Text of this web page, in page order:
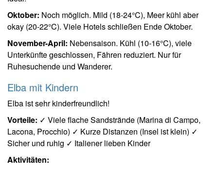
Oktober: Noch möglich. Mild (18-24°C), Meer kühl aber
okay (20-22°C). Viele Hotels schließen Ende Oktober.
November-April: Nebensaison. Kühl (10-16°C), viele
Unterkünfte geschlossen, Fähren reduziert. Nur für
Ruhesuchende und Wanderer.
Elba mit Kindern
Elba ist sehr kinderfreundlich!
Vorteile: ✓ Viele flache Sandstrände (Marina di Campo,
Lacona, Procchio) ✓ Kurze Distanzen (Insel ist klein) ✓
Sicher und ruhig ✓ Italiener lieben Kinder
Aktivitäten: